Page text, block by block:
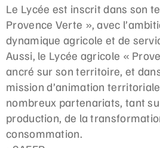
Le Lycée est inscrit dans son
Provence Verte », avec
dynamique agricole et de
Aussi, le Lycée agricole «
ancré sur son territoire, et
mission d’animation
nombreux partenariats, tant
production, de la
consommation.